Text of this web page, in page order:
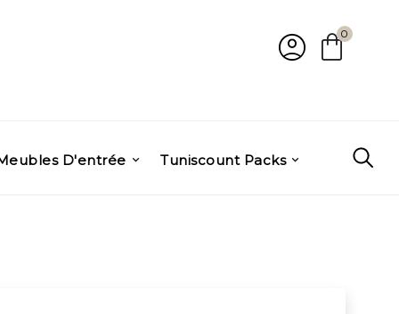
account_circle shopping_bag
0
D'entrée Tuniscount Packs